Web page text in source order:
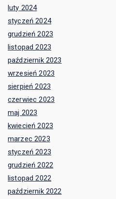
luty 2024
styczeń 2024
grudzień 2023
listopad 2023
październik 2023
wrzesień 2023
sierpień 2023
czerwiec 2023
maj 2023
kwiecień 2023
marzec 2023
styczeń 2023
grudzień 2022
listopad 2022
październik 2022